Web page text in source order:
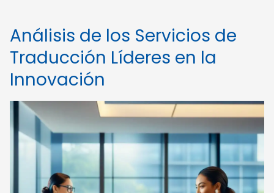
Análisis de los Servicios de
Traducción Líderes en la
Innovación